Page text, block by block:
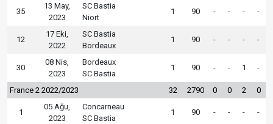
35
13 May,
2023
SC Bastia
Niort
1 90 - - - -
12
17 Eki,
2022
SC Bastia
Bordeaux
1 90 - - - -
30
08 Nis,
2023
Bordeaux
SC Bastia
1 90 - - 1 -
France 2 2022/2023 32 2790 0 0 2 0
1
05 Ağu,
2023
Concarneau
SC Bastia
1 90 - - - -